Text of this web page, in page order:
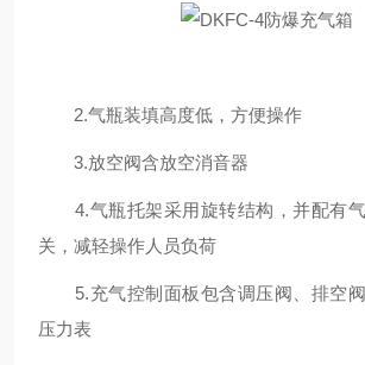
2.气瓶装填高度低，方便操作
3.放空阀含放空消音器
4.气瓶托架采用旋转结构，并配有气
关，减轻操作人员负荷
5.充气控制面板包含调压阀、排空阀
压力表